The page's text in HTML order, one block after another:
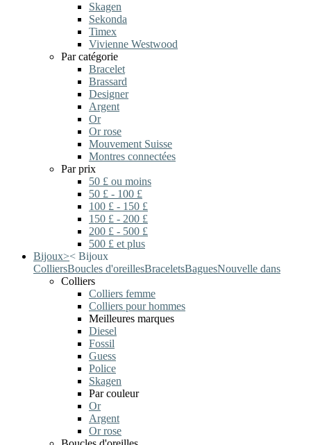
Skagen
Sekonda
Timex
Vivienne Westwood
Par catégorie
Bracelet
Brassard
Designer
Argent
Or
Or rose
Mouvement Suisse
Montres connectées
Par prix
50 £ ou moins
50 £ - 100 £
100 £ - 150 £
150 £ - 200 £
200 £ - 500 £
500 £ et plus
Bijoux>< Bijoux
ColliersBoucles d'oreillesBraceletsBaguesNouvelle dans
Colliers
Colliers femme
Colliers pour hommes
Meilleures marques
Diesel
Fossil
Guess
Police
Skagen
Par couleur
Or
Argent
Or rose